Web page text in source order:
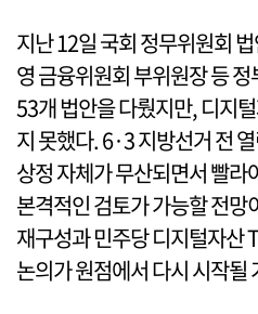
지난 12일 국회 정무위원회
영 금융위원회 부위원장 등
53개 법안을 다뤘지만, 디지
지 못했다. 6·3 지방선거 전
상정 자체가 무산되면서 빨
본격적인 검토가 가능할 전
재구성과 민주당 디지털자산
논의가 원점에서 다시 시작될